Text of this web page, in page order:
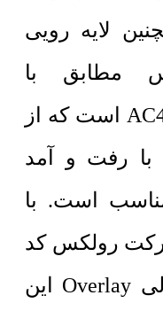
لایه رویی
مطابق با
استاندارد سایش سطح AC4 است که از
با رفت و آمد
است. با
رولکس کد
6058 لایه روکش یا اورلی Overlay این